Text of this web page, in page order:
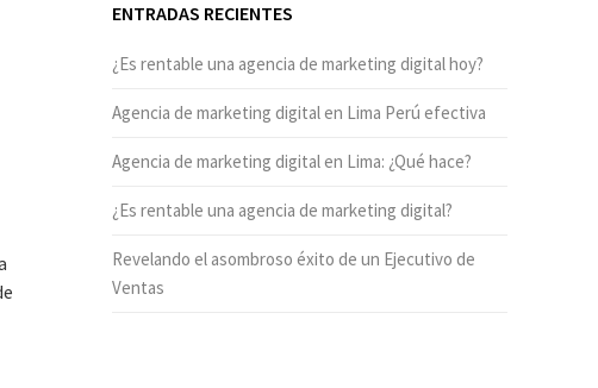
ENTRADAS RECIENTES
¿Es rentable una agencia de marketing digital hoy?
Agencia de marketing digital en Lima Perú efectiva
Agencia de marketing digital en Lima: ¿Qué hace?
¿Es rentable una agencia de marketing digital?
Revelando el asombroso éxito de un Ejecutivo de
Ventas